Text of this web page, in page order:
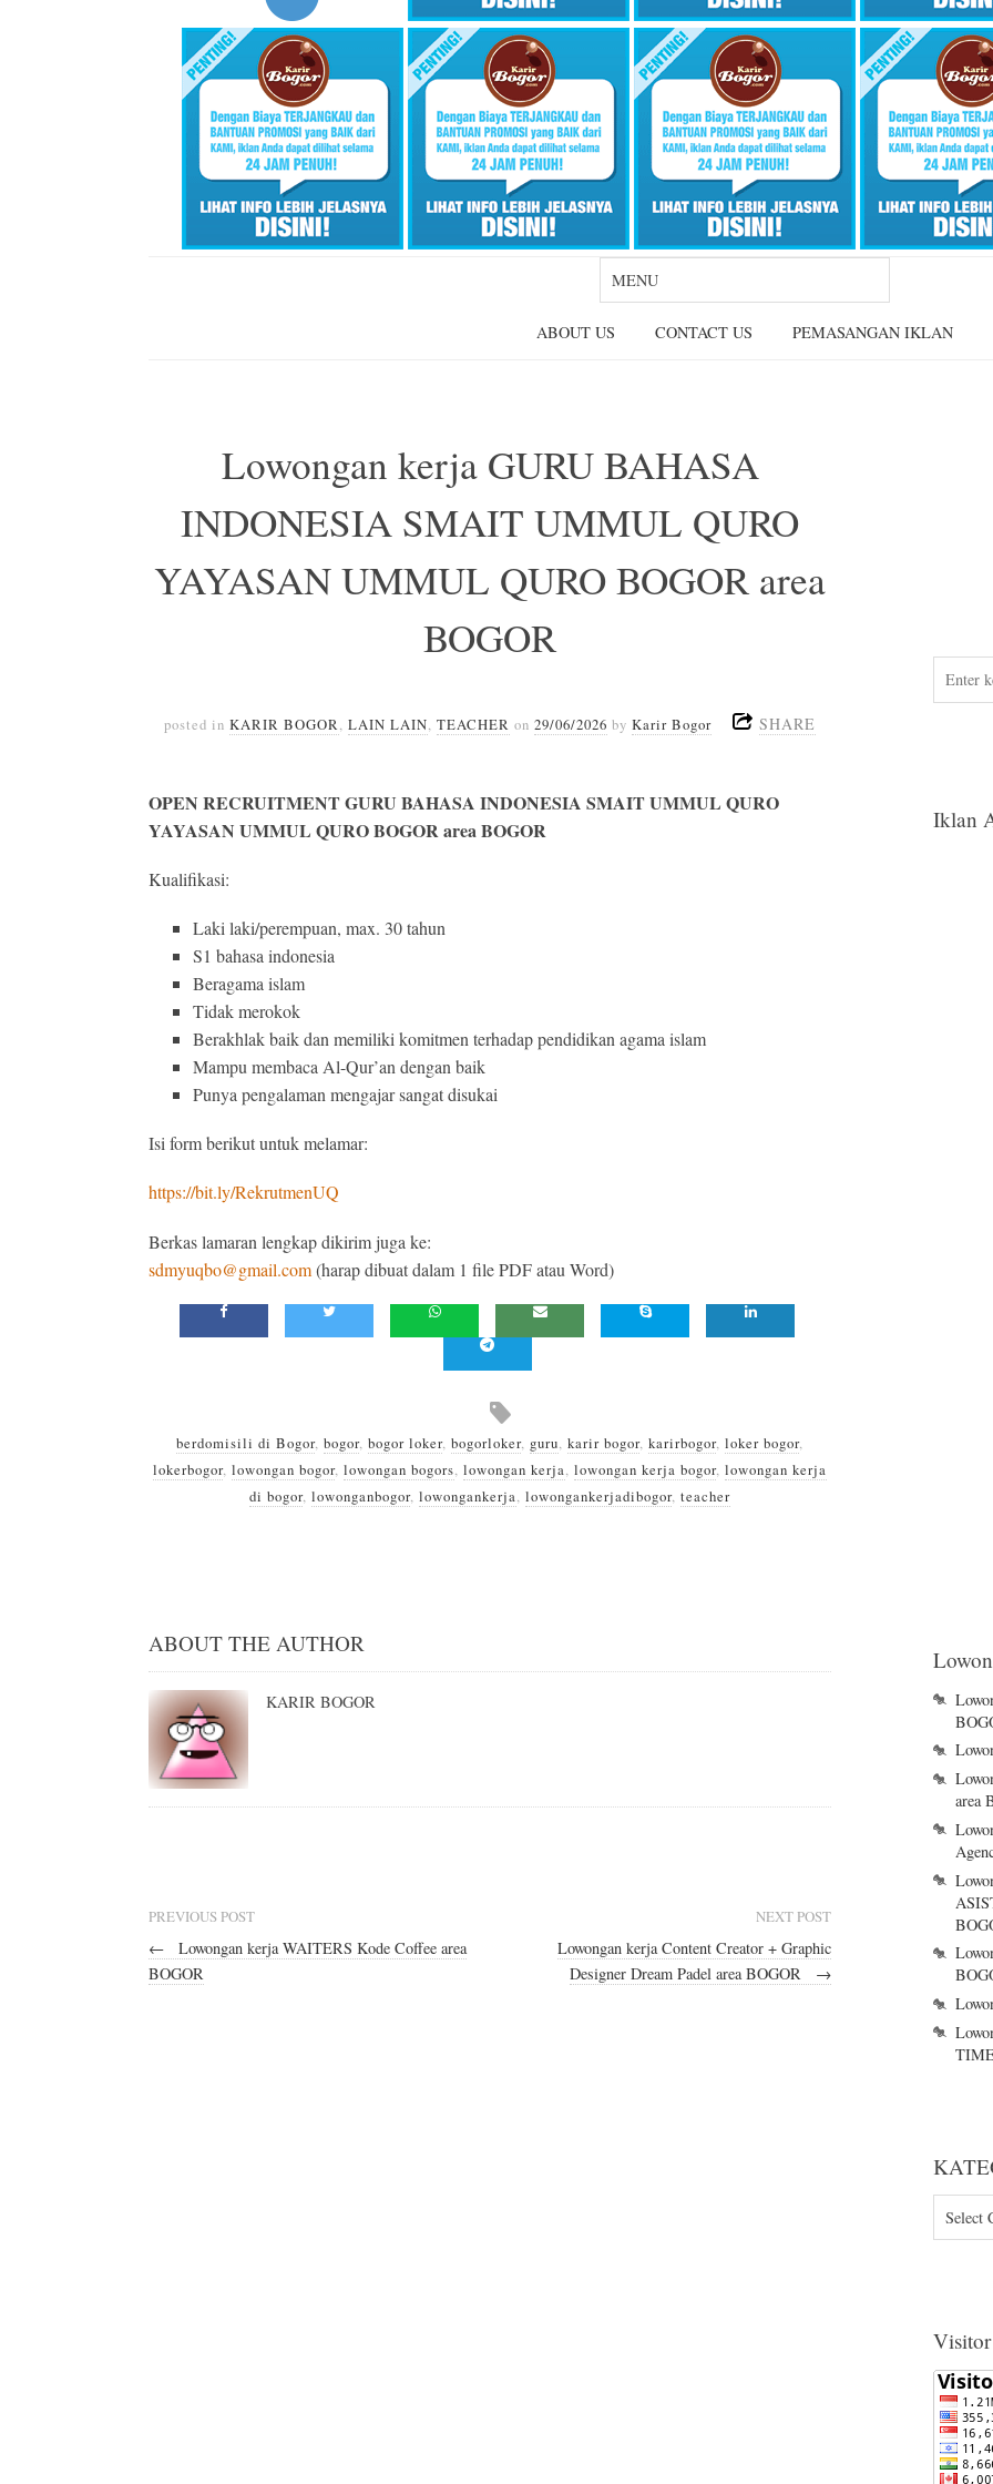
ABOUT US CONTACT US PEMASANGAN IKLAN
Lowongan kerja GURU BAHASA
INDONESIA SMAIT UMMUL QURO
YAYASAN UMMUL QURO BOGOR area
BOGOR
posted inKARIR BOGOR,LAIN LAIN,TEACHER on29/06/2026 byKarir Bogor SHARE
OPEN RECRUITMENT GURU BAHASA INDONESIA SMAIT UMMUL QURO
YAYASAN UMMUL QURO BOGOR area BOGOR
Kualifikasi:
Laki laki/perempuan, max. 30 tahun
S1 bahasa indonesia
Beragama islam
Tidak merokok
Berakhlak baik dan memiliki komitmen terhadap pendidikan agama islam
Mampu membaca Al-Qur’an dengan baik
Punya pengalaman mengajar sangat disukai
Isi form berikut untuk melamar:
https://bit.ly/RekrutmenUQ
Berkas lamaran lengkap dikirim juga ke:
sdmyuqbo@gmail.com(harap dibuat dalam 1 file PDF atau Word)
berdomisili di Bogor,bogor,bogor loker,bogorloker, guru,karir bogor,karirbogor,loker bogor,
lokerbogor,lowongan bogor,lowongan bogors,lowongan kerja,lowongan kerja bogor,lowongan kerja
di bogor,lowonganbogor,lowongankerja,lowongankerjadibogor,teacher
ABOUT THE AUTHOR
KARIR BOGOR
PREVIOUS POST
←
Lowongan kerja WAITERS Kode Coffee area
BOGOR
NEXT POST
Lowongan kerja Content Creator + Graphic
Designer Dream Padel area BOGOR
→
Iklan
area
Visitor